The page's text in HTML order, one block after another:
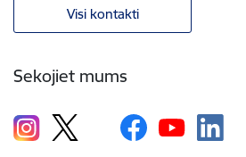
Visi kontakti
Sekojiet mums